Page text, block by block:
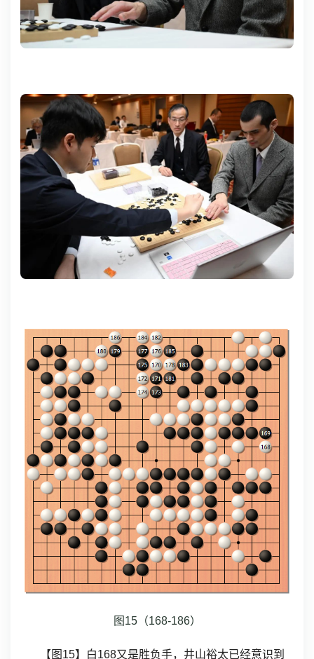
图15（168-186）
【图15】白168又是胜负手，井山裕太已经意识到